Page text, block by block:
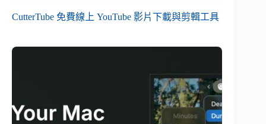
CutterTube 免費線上 YouTube 影片下載與剪輯工具